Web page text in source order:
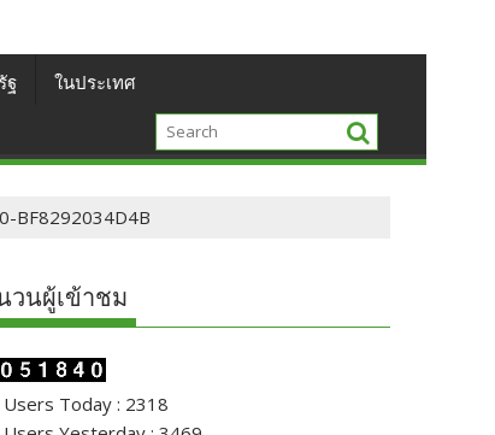
ฐ ในประเทศ
BF8292034D4B
วนผู้เข้าชม
Users Today : 2318